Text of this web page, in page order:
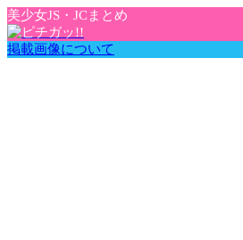
美少女JS・JCまとめ
掲載画像について